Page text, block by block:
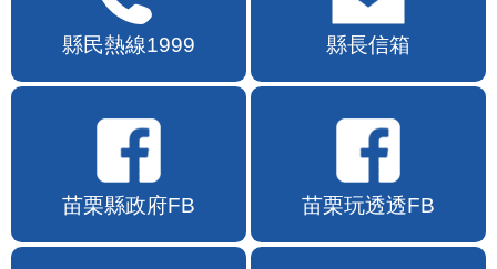
縣民熱線1999 縣長信箱
苗栗縣政府FB 苗栗玩透透FB